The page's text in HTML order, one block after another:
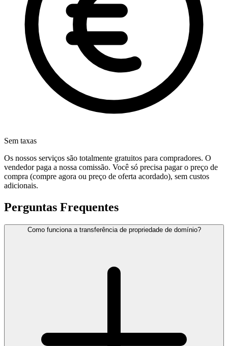
Sem taxas
Os nossos serviços são totalmente gratuitos para compradores. O
vendedor paga a nossa comissão. Você só precisa pagar o preço de
compra (compre agora ou preço de oferta acordado), sem custos
adicionais.
Perguntas Frequentes
Como funciona a transferência de propriedade de domínio?